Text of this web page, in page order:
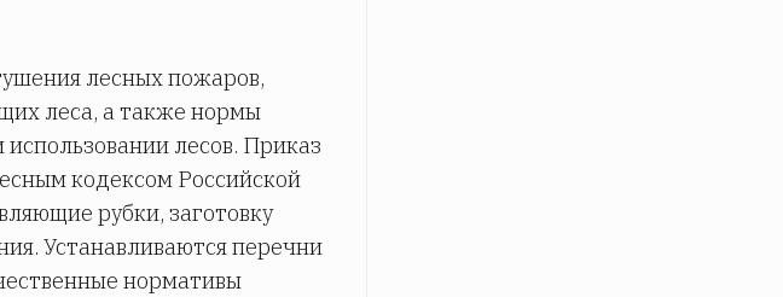
лесных пожаров,
леса, а также нормы
лесов. Приказ
кодексом Российской
рубки, заготовку
Устанавливаются перечни
нормативы